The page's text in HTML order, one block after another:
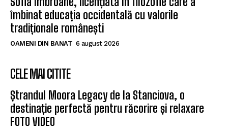
îmbinat educația occidentală cu valorile
tradiționale românești
OAMENI DIN BANAT 6 august 2026
CELE MAI CITITE
Ștrandul Moora Legacy de la Stanciova, o
destinație perfectă pentru răcorire și relaxare
FOTO VIDEO